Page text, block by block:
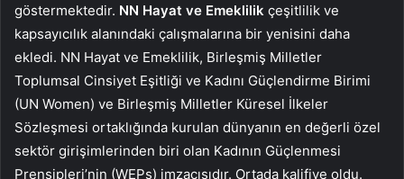
göstermektedir. NN Hayat ve Emeklilik çeşitlilik ve
kapsayıcılık alanındaki çalışmalarına bir yenisini daha
ekledi. NN Hayat ve Emeklilik, Birleşmiş Milletler
Toplumsal Cinsiyet Eşitliği ve Kadını Güçlendirme Birimi
(UN Women) ve Birleşmiş Milletler Küresel İlkeler
Sözleşmesi ortaklığında kurulan dünyanın en değerli özel
sektör girişimlerinden biri olan Kadının Güçlenmesi
Prensipleri’nin (WEPs) imzacısıdır. Ortada kalifiye oldu.